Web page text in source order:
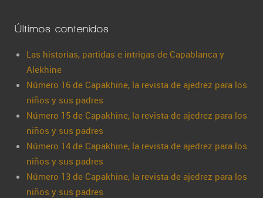
Últimos contenidos
Las historias, partidas e intrigas de Capablanca y
Alekhine
Número 16 de Capakhine, la revista de ajedrez para los
niños y sus padres
Número 15 de Capakhine, la revista de ajedrez para los
niños y sus padres
Número 14 de Capakhine, la revista de ajedrez para los
niños y sus padres
Número 13 de Capakhine, la revista de ajedrez para los
niños y sus padres